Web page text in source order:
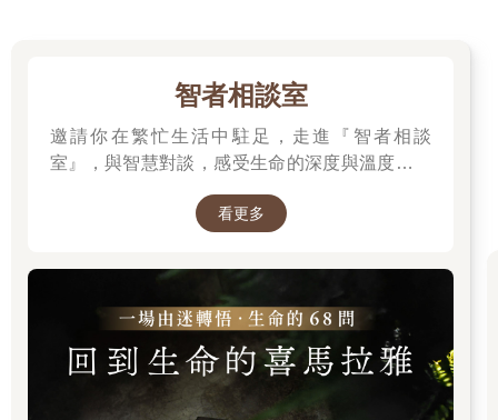
萬靈丹（倘若如此，我的工作會輕鬆得多），但遺憾的是，這種
東西並不存在。所有的答案都在艾爾娃心中，只是此刻她還沒意
識到這一點，還沒看到水面下的冰山。而我的工作是，幫助她獲
得足夠的安全感去探索答案。
我做的第一件事是詢問她的童年經歷--這很老套，我知道。
腦部的發展絕大部分發生在出生到三歲這段期間，並在五歲時趨
於成熟。這意味著，我們在這段期間經歷的一切，對未來的成長
影響深遠。就拿語言學習為例，人在嬰兒時期輕易就能學會新的
語言，並在往後的人生中保持一定的流利程度。等過了十二歲，
多數人在學習新語言時就會覺得相當吃力。
當我們學習開口說話時，也是在學習情緒的語言。我們對自我、
智者相談室
邀請你在繁忙生活中駐足，走進『智者相談
室』，與智慧對談，感受生命的深度與溫度。在
境、尋找內心的喜悅與力量。
看更多